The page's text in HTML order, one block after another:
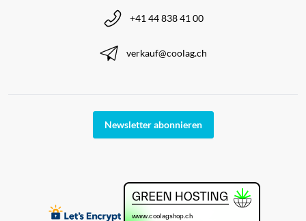
+41 44 838 41 00
verkauf@coolag.ch
Newsletter abonnieren